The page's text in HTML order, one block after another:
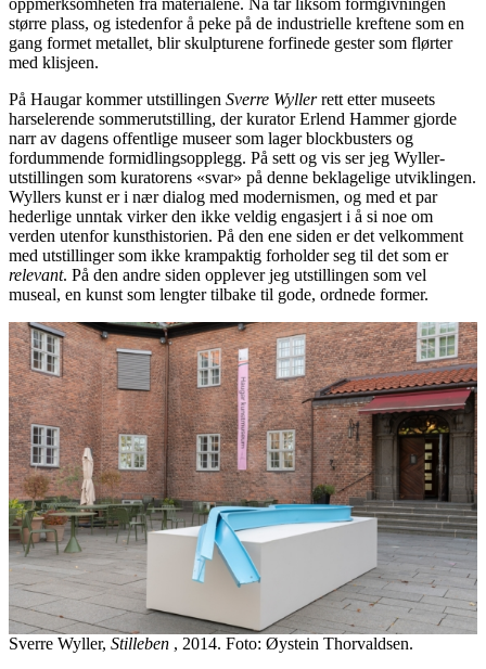
oppmerksomheten fra materialene. Nå tar liksom formgivningen
større plass, og istedenfor å peke på de industrielle kreftene som en
gang formet metallet, blir skulpturene forfinede gester som flørter
med klisjeen.
På Haugar kommer utstillingen Sverre Wyllerrett etter museets
harselerende sommerutstilling, der kurator Erlend Hammer gjorde
narr av dagens offentlige museer som lager blockbusters og
fordummende formidlingsopplegg. På sett og vis ser jeg Wyller-
utstillingen som kuratorens «svar» på denne beklagelige utviklingen.
Wyllers kunst er i nær dialog med modernismen, og med et par
hederlige unntak virker den ikke veldig engasjert i å si noe om
verden utenfor kunsthistorien. På den ene siden er det velkomment
med utstillinger som ikke krampaktig forholder seg til det som er
relevant. På den andre siden opplever jeg utstillingen som vel
museal, en kunst som lengter tilbake til gode, ordnede former.
Sverre Wyller, Stilleben , 2014. Foto: Øystein Thorvaldsen.